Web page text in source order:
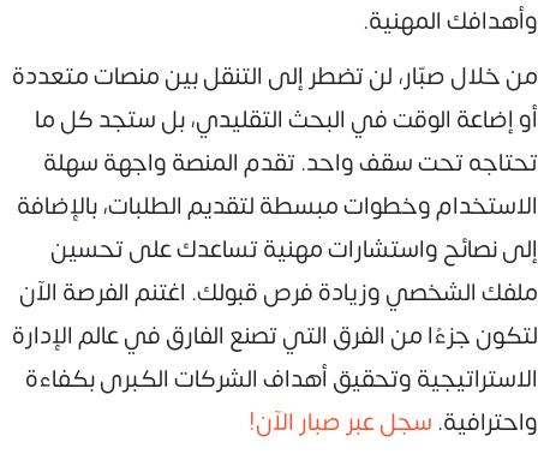
وأهدافك المهنية.
من خلال صبّار، لن تضطر إلى التنقل بين منصات متعددة
أو إضاعة الوقت في البحث التقليدي، بل ستجد كل ما
تحتاجه تحت سقف واحد. تقدم المنصة واجهة سهلة
الاستخدام وخطوات مبسطة لتقديم الطلبات، بالإضافة
إلى نصائح واستشارات مهنية تساعدك على تحسين
ملفك الشخصي وزيادة فرص قبولك. اغتنم الفرصة الآن
لتكون جزءًا من الفرق التي تصنع الفارق في عالم الإدارة
الاستراتيجية وتحقيق أهداف الشركات الكبرى بكفاءة
واحترافية. سجل عبر صبار الآن!